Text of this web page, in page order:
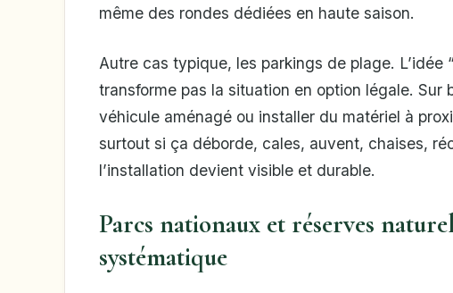
même des rondes dédiées en haute saison.
Autre cas typique, les parkings de plage.
transforme pas la situation en option légale. Sur
véhicule aménagé ou installer du matériel à
surtout si ça déborde, cales, auvent, chaises,
l’installation devient visible et durable.
Parcs nationaux et réserves
systématique